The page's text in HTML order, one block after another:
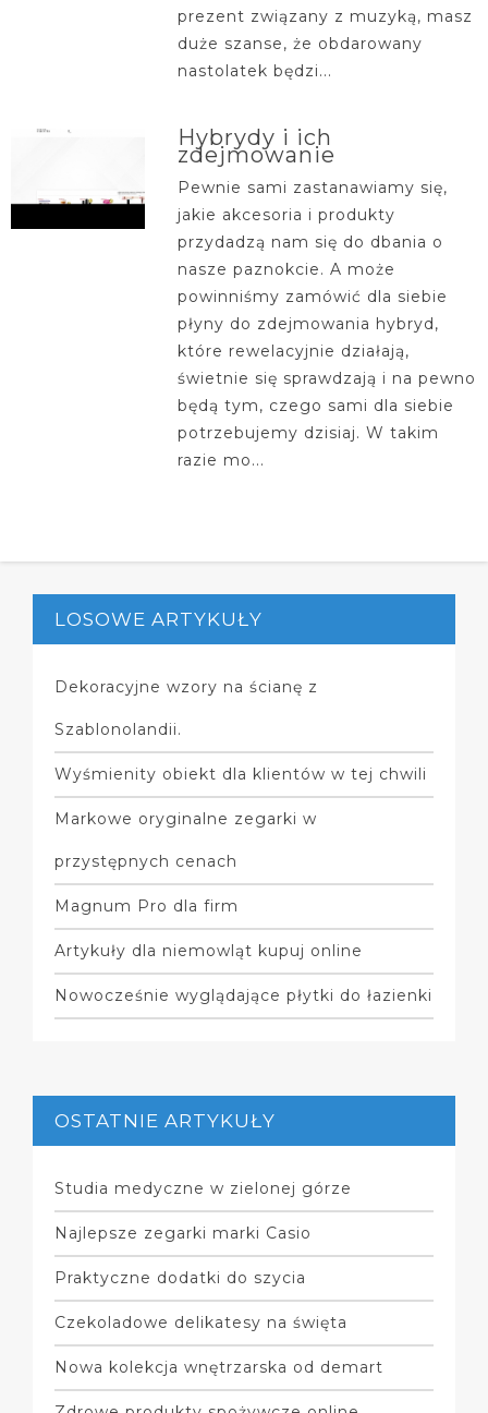
prezent związany z muzyką, masz
duże szanse, że obdarowany
nastolatek będzi...
Hybrydy i ich
zdejmowanie
Pewnie sami zastanawiamy się,
jakie akcesoria i produkty
przydadzą nam się do dbania o
nasze paznokcie. A może
powinniśmy zamówić dla siebie
płyny do zdejmowania hybryd,
które rewelacyjnie działają,
świetnie się sprawdzają i na pewno
będą tym, czego sami dla siebie
potrzebujemy dzisiaj. W takim
razie mo...
LOSOWE ARTYKUŁY
Dekoracyjne wzory na ścianę z
Szablonolandii.
Wyśmienity obiekt dla klientów w tej chwili
Markowe oryginalne zegarki w
przystępnych cenach
Magnum Pro dla firm
Artykuły dla niemowląt kupuj online
Nowocześnie wyglądające płytki do łazienki
OSTATNIE ARTYKUŁY
Studia medyczne w zielonej górze
Najlepsze zegarki marki Casio
Praktyczne dodatki do szycia
Czekoladowe delikatesy na święta
Nowa kolekcja wnętrzarska od demart